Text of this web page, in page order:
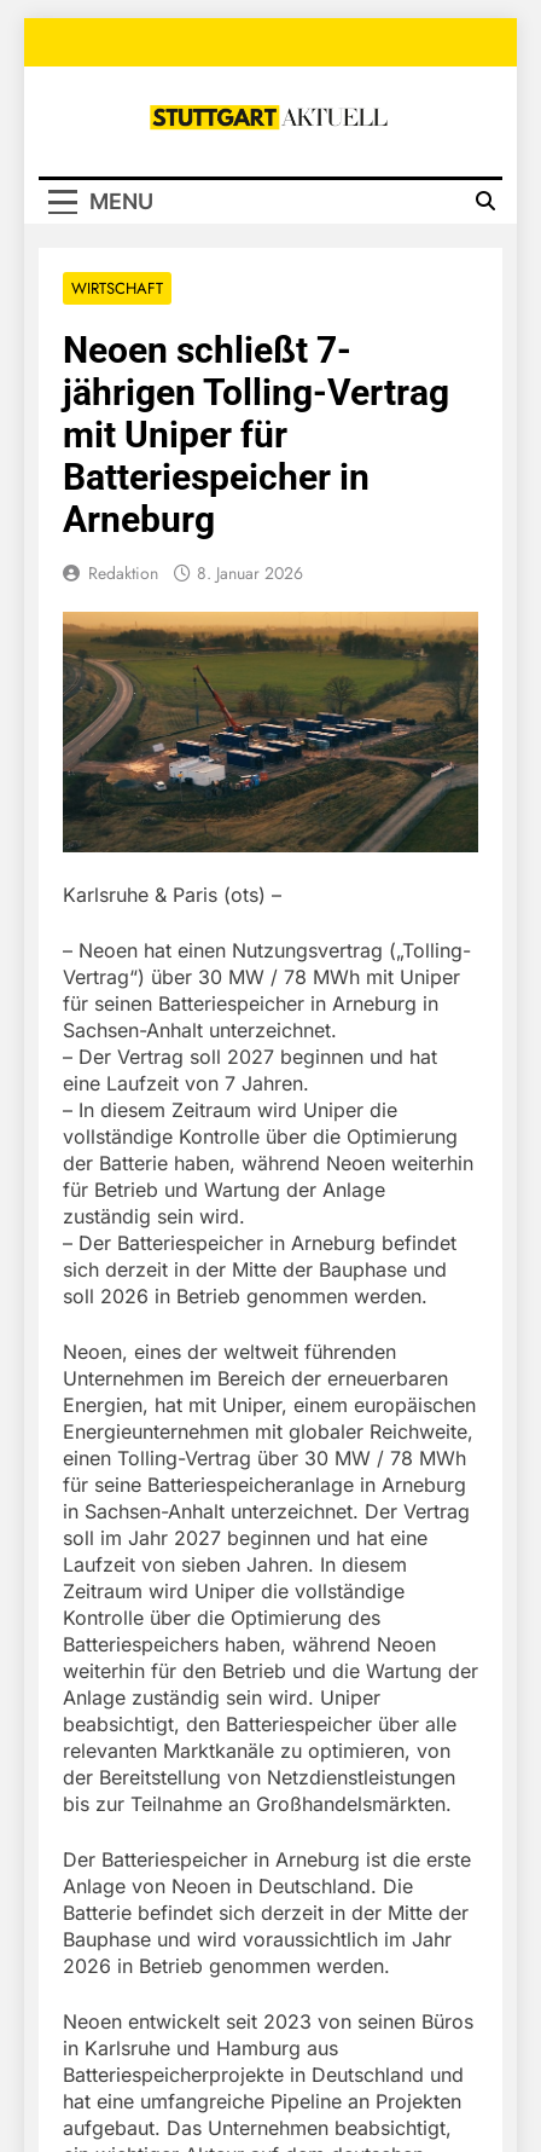
Stuttgart
MENU
WIRTSCHAFT
Neoen schließt 7-
jährigen Tolling-Vertrag
mit Uniper für
Batteriespeicher in
Arneburg
Redaktion 8. Januar 2026
Karlsruhe & Paris (ots) –
– Neoen hat einen Nutzungsvertrag („Tolling-
Vertrag“) über 30 MW / 78 MWh mit Uniper
für seinen Batteriespeicher in Arneburg in
Sachsen-Anhalt unterzeichnet.
– Der Vertrag soll 2027 beginnen und hat
eine Laufzeit von 7 Jahren.
– In diesem Zeitraum wird Uniper die
vollständige Kontrolle über die Optimierung
der Batterie haben, während Neoen weiterhin
für Betrieb und Wartung der Anlage
zuständig sein wird.
– Der Batteriespeicher in Arneburg befindet
sich derzeit in der Mitte der Bauphase und
soll 2026 in Betrieb genommen werden.
Neoen, eines der weltweit führenden
Unternehmen im Bereich der erneuerbaren
Energien, hat mit Uniper, einem europäischen
Energieunternehmen mit globaler Reichweite,
einen Tolling-Vertrag über 30 MW / 78 MWh
für seine Batteriespeicheranlage in Arneburg
in Sachsen-Anhalt unterzeichnet. Der Vertrag
soll im Jahr 2027 beginnen und hat eine
Laufzeit von sieben Jahren. In diesem
Zeitraum wird Uniper die vollständige
Kontrolle über die Optimierung des
Batteriespeichers haben, während Neoen
weiterhin für den Betrieb und die Wartung der
Anlage zuständig sein wird. Uniper
beabsichtigt, den Batteriespeicher über alle
relevanten Marktkanäle zu optimieren, von
der Bereitstellung von Netzdienstleistungen
bis zur Teilnahme an Großhandelsmärkten.
Der Batteriespeicher in Arneburg ist die erste
Anlage von Neoen in Deutschland. Die
Batterie befindet sich derzeit in der Mitte der
Bauphase und wird voraussichtlich im Jahr
2026 in Betrieb genommen werden.
Neoen entwickelt seit 2023 von seinen Büros
in Karlsruhe und Hamburg aus
Batteriespeicherprojekte in Deutschland und
hat eine umfangreiche Pipeline an Projekten
aufgebaut. Das Unternehmen beabsichtigt,